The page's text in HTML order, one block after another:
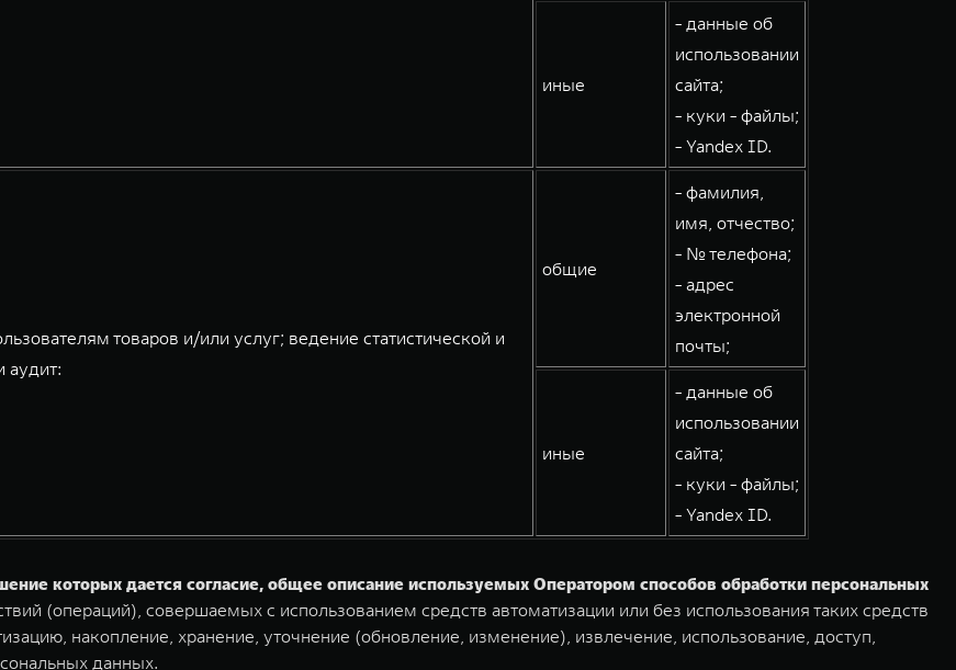
иные
- данные об
использовании
сайта;
- куки - файлы;
- Yandex ID.
товаров и/или услуг; ведение статистической и
аудит:
общие
- фамилия,
имя, отчество;
- № телефона;
- адрес
электронной
почты;
иные
- данные об
использовании
сайта;
- куки - файлы;
- Yandex ID.
которых дается согласие, общее описание используемых Оператором способов обработки персональных
(операций), совершаемых с использованием средств автоматизации или без использования таких средств
накопление, хранение, уточнение (обновление, изменение), извлечение, использование, доступ,
данных.